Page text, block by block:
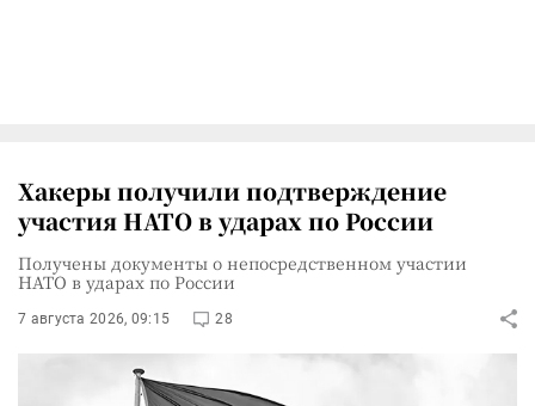
Хакеры получили подтверждение
участия НАТО в ударах по России
Получены документы о непосредственном участии
НАТО в ударах по России
7 августа 2026, 09:15 28